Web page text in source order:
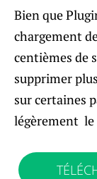
Bien que
chargement
centièmes de
supprimer
sur certaines
légèrement le